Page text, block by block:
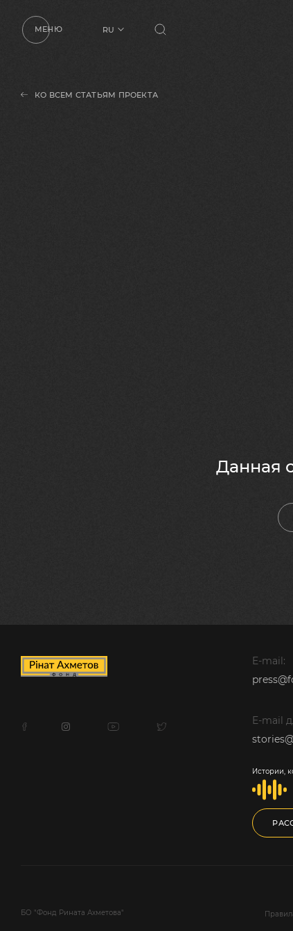
МЕНЮ
RU
КО ВСЕМ СТАТЬЯМ ПРОЕКТА
Данная
E-mail:
E-mail
Истории,
БО "Фонд Рината Ахметова"